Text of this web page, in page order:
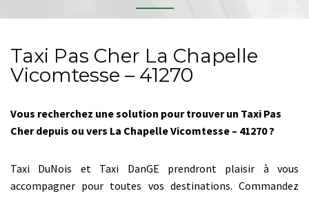
Taxi Pas Cher La Chapelle
Vicomtesse – 41270
Vous recherchez une solution pour trouver un Taxi Pas
Cher depuis ou vers La Chapelle Vicomtesse – 41270 ?
Taxi DuNois et Taxi DanGE prendront plaisir à vous
accompagner pour toutes vos destinations. Commandez